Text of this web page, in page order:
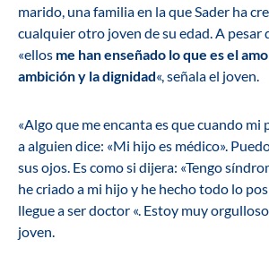
marido, una familia en la que Sader ha
cualquier otro joven de su edad. A pesar
«ellos me han enseñado lo que es el
ambición y la dignidad«, señala el joven.
«Algo que me encanta es que cuando mi
a alguien dice: «Mi hijo es médico».
sus ojos. Es como si dijera: «Tengo
he criado a mi hijo y he hecho todo lo
llegue a ser doctor «. Estoy muy orgulloso
joven.